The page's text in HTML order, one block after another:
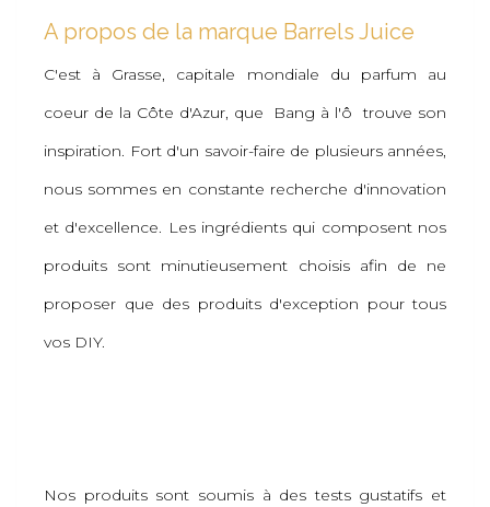
A propos de la marque Barrels Juice
C'est à Grasse, capitale mondiale du parfum au
coeur de la Côte d'Azur, que Bang à l'ô trouve son
inspiration. Fort d'un savoir-faire de plusieurs années,
nous sommes en constante recherche d'innovation
et d'excellence. Les ingrédients qui composent nos
produits sont minutieusement choisis afin de ne
proposer que des produits d'exception pour tous
vos DIY.
Nos produits sont soumis à des tests gustatifs et